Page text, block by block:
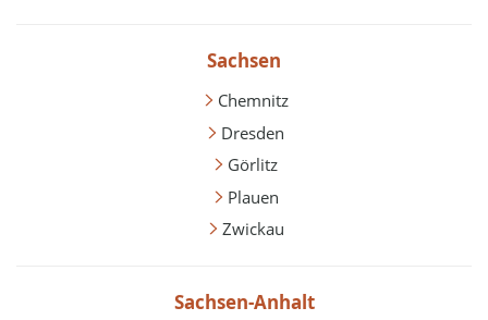
Sachsen
Chemnitz
Dresden
Görlitz
Plauen
Zwickau
Sachsen-Anhalt